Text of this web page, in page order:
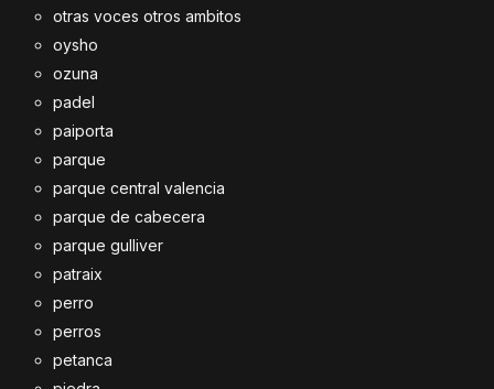
otras voces otros ambitos
oysho
ozuna
padel
paiporta
parque
parque central valencia
parque de cabecera
parque gulliver
patraix
perro
perros
petanca